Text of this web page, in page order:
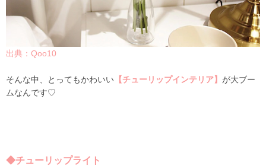
出典：Qoo10
そんな中、とってもかわいい 【チューリップインテリア】 が大ブー
ムなんです♡
◆チューリップライト